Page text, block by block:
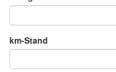
km-Stand